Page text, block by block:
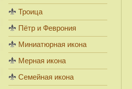
Троица
Пётр и Феврония
Миниатюрная икона
Мерная икона
Семейная икона